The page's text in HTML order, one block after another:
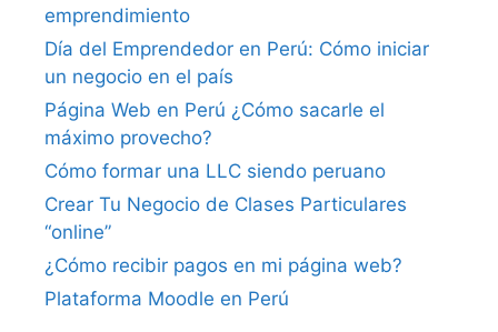
emprendimiento
Día del Emprendedor en Perú: Cómo iniciar
un negocio en el país
Página Web en Perú ¿Cómo sacarle el
máximo provecho?
Cómo formar una LLC siendo peruano
Crear Tu Negocio de Clases Particulares
“online”
¿Cómo recibir pagos en mi página web?
Plataforma Moodle en Perú